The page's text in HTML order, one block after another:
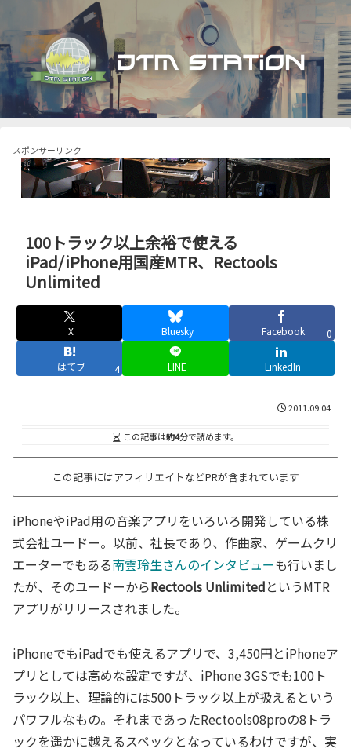
スポンサーリンク
100トラック以上余裕で使える
iPad/iPhone用国産MTR、Rectools
Unlimited
X Bluesky Facebook 0
はてブ 4 LINE LinkedIn
2011.09.04
この記事は約4分で読めます。
この記事にはアフィリエイトなどPRが含まれています
iPhoneやiPad用の音楽アプリをいろいろ開発している株
式会社ユードー。以前、社長であり、作曲家、ゲームクリ
エーターでもある南雲玲生さんのインタビューも行いまし
たが、そのユードーからRectools UnlimitedというMTR
アプリがリリースされました。
iPhoneでもiPadでも使えるアプリで、3,450円とiPhoneア
プリとしては高めな設定ですが、iPhone 3GSでも100ト
ラック以上、理論的には500トラック以上が扱えるという
パワフルなもの。それまであったRectools08proの8トラ
ックを遥かに越えるスペックとなっているわけですが、実